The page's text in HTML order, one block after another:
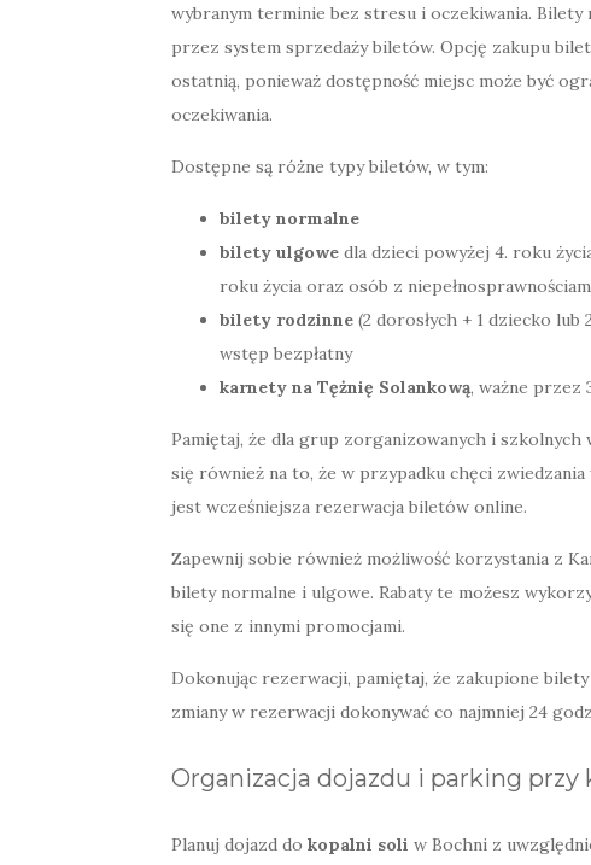
wybranym terminie bez stresu i oczekiwania.
przez system sprzedaży biletów. Opcję zakupu
ostatnią, ponieważ dostępność miejsc może być
oczekiwania.
Dostępne są różne typy biletów, w tym:
bilety normalne
bilety ulgowe dla dzieci powyżej 4. roku
roku życia oraz osób z
bilety rodzinne (2 dorosłych + 1 dziecko lub
wstęp bezpłatny
karnety na Tężnię Solankową, ważne przez
Pamiętaj, że dla grup zorganizowanych i
się również na to, że w przypadku chęci
jest wcześniejsza rezerwacja biletów online.
Zapewnij sobie również możliwość korzystania z
bilety normalne i ulgowe. Rabaty te możesz
się one z innymi promocjami.
Dokonując rezerwacji, pamiętaj, że zakupione
zmiany w rezerwacji dokonywać co najmniej 24
Organizacja dojazdu i parking przy
Planuj dojazd do kopalni soli w Bochni z